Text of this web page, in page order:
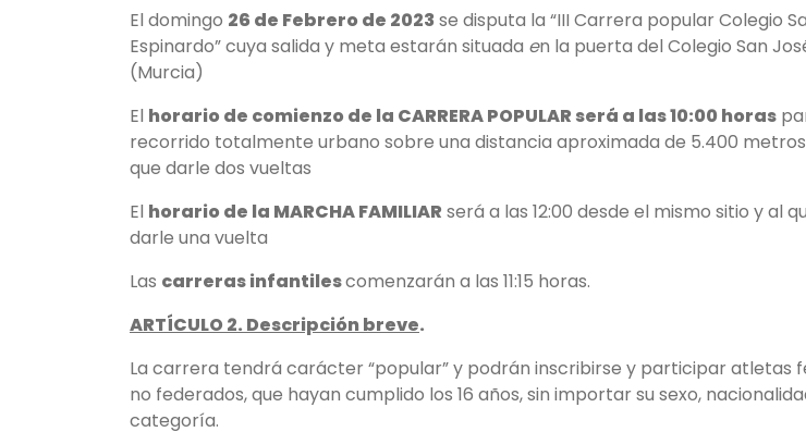
El domingo 26 de Febrero de 2023 se disputa la “III Carrera popular Colegio
Espinardo” cuya salida y meta estarán situada en la puerta del Colegio San
(Murcia)
El horario de comienzo de la CARRERA POPULAR será a las 10:00 horas
recorrido totalmente urbano sobre una distancia aproximada de 5.400
que darle dos vueltas
El horario de la MARCHA FAMILIAR será a las 12:00 desde el mismo sitio y al
darle una vuelta
Las carreras infantilescomenzarán a las 11:15 horas.
ARTÍCULO 2. Descripción breve.
La carrera tendrá carácter “popular” y podrán inscribirse y participar atletas
no federados, que hayan cumplido los 16 años, sin importar su sexo,
categoría.